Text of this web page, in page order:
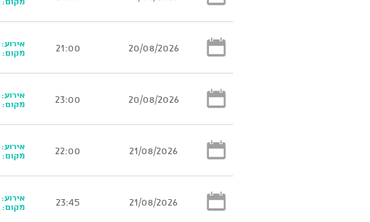
20/08/2026
21:00 אירוע:
מקום:
20/08/2026
23:00 אירוע:
מקום:
21/08/2026
22:00 אירוע:
מקום:
21/08/2026
23:45 אירוע:
מקום: